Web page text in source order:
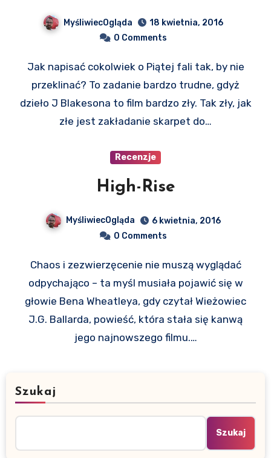
MyśliwiecOgląda
18 kwietnia, 2016
0 Comments
Jak napisać cokolwiek o Piątej fali tak, by nie
przeklinać? To zadanie bardzo trudne, gdyż
dzieło J Blakesona to film bardzo zły. Tak zły, jak
złe jest zakładanie skarpet do…
Recenzje
High-Rise
MyśliwiecOgląda
6 kwietnia, 2016
0 Comments
Chaos i zezwierzęcenie nie muszą wyglądać
odpychająco – ta myśl musiała pojawić się w
głowie Bena Wheatleya, gdy czytał Wieżowiec
J.G. Ballarda, powieść, która stała się kanwą
jego najnowszego filmu.…
Szukaj
Szukaj